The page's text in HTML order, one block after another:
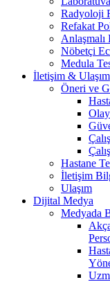
Radyoloji
Refakat
Nöbetçi
Medula
İletişim & Ulaşım
Öneri ve
Hastane
İletişim
Ulaşım
Dijital Medya
Medyada